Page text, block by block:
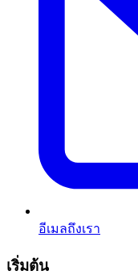
อีเมลถึงเรา
เริ่มต้น